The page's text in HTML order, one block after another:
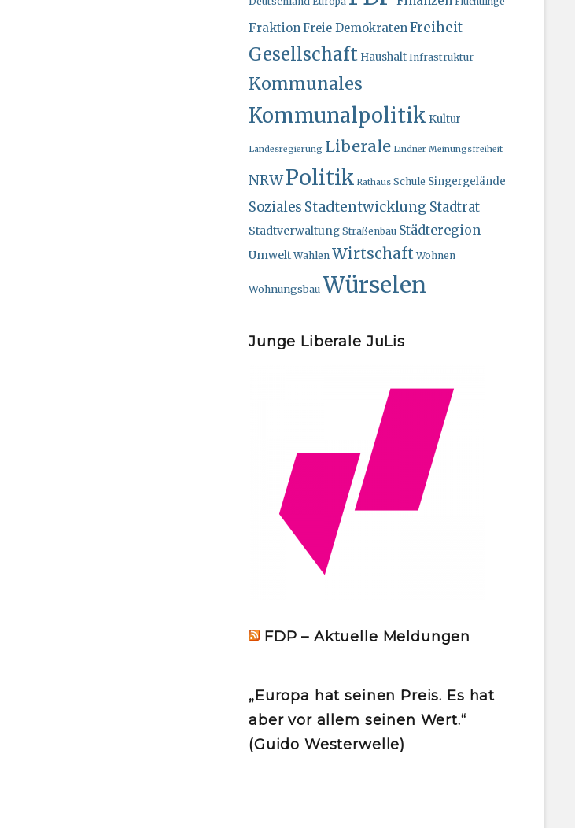
FraktionFreie DemokratenFreiheit
Gesellschaft Haushalt Infrastruktur
Kommunales
Kommunalpolitik Kultur
Landesregierung Liberale Lindner Meinungsfreiheit
NRWPolitik Rathaus Schule Singergelände
Soziales Stadtentwicklung Stadtrat
Stadtverwaltung Straßenbau Städteregion
Umwelt Wahlen Wirtschaft Wohnen
WohnungsbauWürselen
Junge Liberale JuLis
FDP – Aktuelle Meldungen
„Europa hat seinen Preis. Es hat
aber vor allem seinen Wert.“
(Guido Westerwelle)